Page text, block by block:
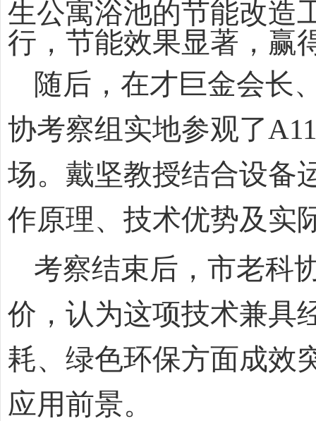
生公寓浴池的节能改造
行，节能效果显著，赢
随后，在才巨金会长
协考察组实地参观了
场。戴坚教授结合设备
作原理、技术优势及实
考察结束后，市老科
价，认为这项技术兼具
耗、绿色环保方面成效
应用前景。